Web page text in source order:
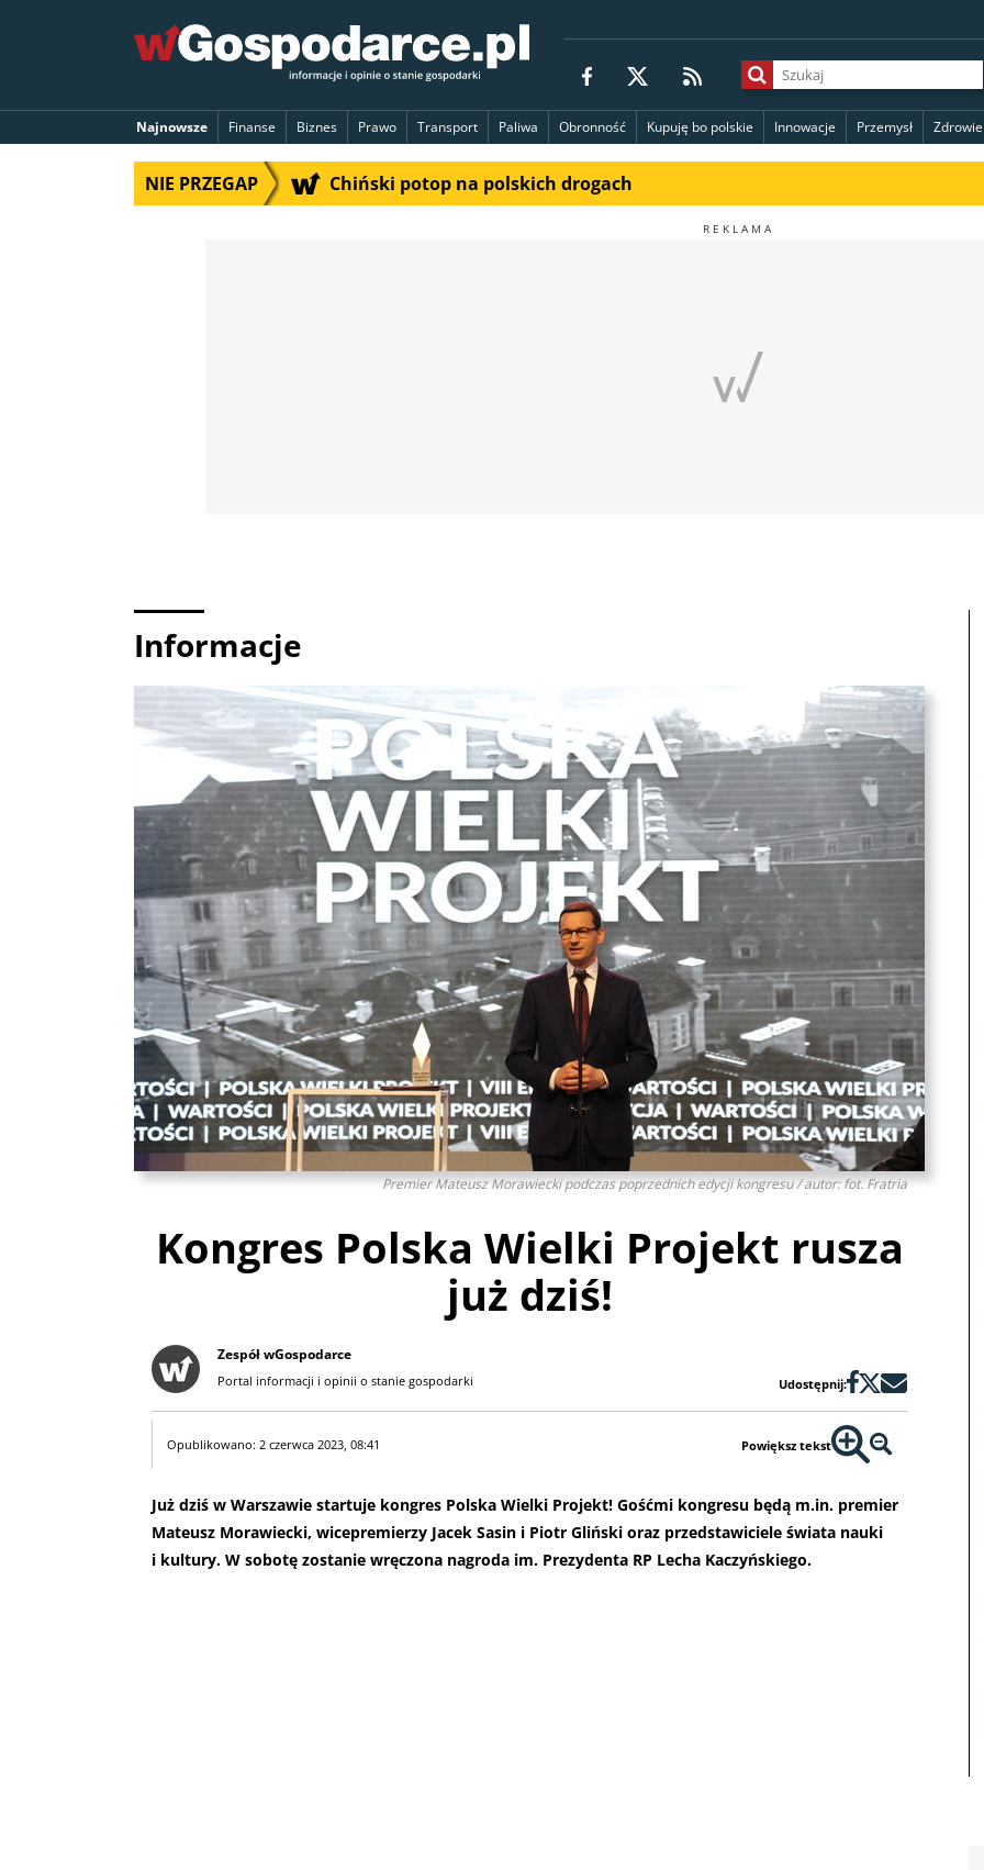
Najnowsze Finanse Biznes Prawo Transport Paliwa Obronność Kupuję bo polskie Innowacje Przemysł Zdrowie
NIE PRZEGAP Chiński potop na polskich drogach
Informacje
Premier Mateusz Morawiecki podczas poprzednich edycji kongresu / autor: fot. Fratria
Kongres Polska Wielki Projekt rusza
już dziś!
Zespół wGospodarce
Portal informacji i opinii o stanie gospodarki Udostępnij:
Opublikowano: 2 czerwca 2023, 08:41 Powiększ tekst
Już dziś w Warszawie startuje kongres Polska Wielki Projekt! Gośćmi kongresu będą m.in. premier
Mateusz Morawiecki, wicepremierzy Jacek Sasin i Piotr Gliński oraz przedstawiciele świata nauki
i kultury. W sobotę zostanie wręczona nagroda im. Prezydenta RP Lecha Kaczyńskiego.